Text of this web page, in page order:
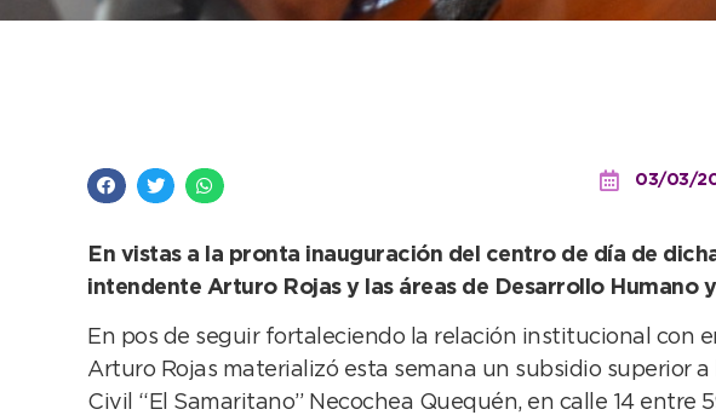
03/03/
En vistas a la pronta inauguración del centro de día de
intendente Arturo Rojas y las áreas de Desarrollo Humano
En pos de seguir fortaleciendo la relación institucional con
Arturo Rojas materializó esta semana un subsidio superior
Civil “El Samaritano” Necochea Quequén, en calle 14 entre